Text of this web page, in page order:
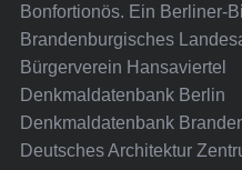
Bonfortionös. Ein Berliner-
Brandenburgisches
Bürgerverein Hansaviertel
Denkmaldatenbank Berlin
Denkmaldatenbank
Deutsches Architektur